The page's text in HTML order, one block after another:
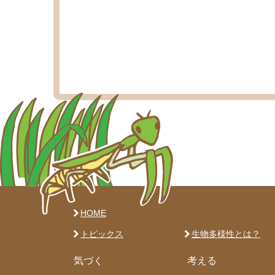
HOME
トピックス 生物多様性とは？
気づく 考える